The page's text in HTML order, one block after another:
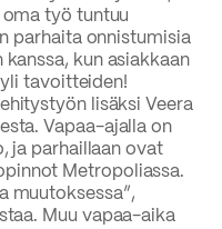
työ tuntuu
parhaita onnistumisia
kun asiakkaan
tavoitteiden!
lisäksi Veera
Vapaa-ajalla on
ja parhaillaan ovat
Metropoliassa.
muutoksessa”,
Muu vapaa-aika